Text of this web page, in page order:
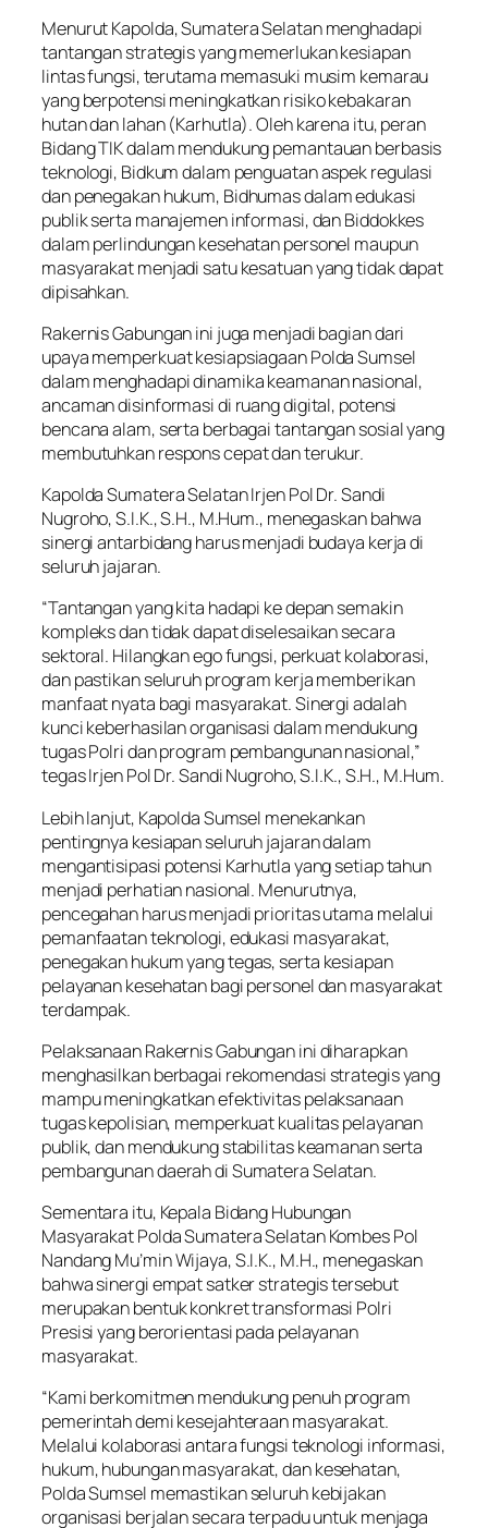
Menurut Kapolda, Sumatera Selatan menghadapi
tantangan strategis yang memerlukan kesiapan
lintas fungsi, terutama memasuki musim kemarau
yang berpotensi meningkatkan risiko kebakaran
hutan dan lahan (Karhutla). Oleh karena itu, peran
Bidang TIK dalam mendukung pemantauan berbasis
teknologi, Bidkum dalam penguatan aspek regulasi
dan penegakan hukum, Bidhumas dalam edukasi
publik serta manajemen informasi, dan Biddokkes
dalam perlindungan kesehatan personel maupun
masyarakat menjadi satu kesatuan yang tidak dapat
dipisahkan.
Rakernis Gabungan ini juga menjadi bagian dari
upaya memperkuat kesiapsiagaan Polda Sumsel
dalam menghadapi dinamika keamanan nasional,
ancaman disinformasi di ruang digital, potensi
bencana alam, serta berbagai tantangan sosial yang
membutuhkan respons cepat dan terukur.
Kapolda Sumatera Selatan Irjen Pol Dr. Sandi
Nugroho, S.I.K., S.H., M.Hum., menegaskan bahwa
sinergi antarbidang harus menjadi budaya kerja di
seluruh jajaran.
“Tantangan yang kita hadapi ke depan semakin
kompleks dan tidak dapat diselesaikan secara
sektoral. Hilangkan ego fungsi, perkuat kolaborasi,
dan pastikan seluruh program kerja memberikan
manfaat nyata bagi masyarakat. Sinergi adalah
kunci keberhasilan organisasi dalam mendukung
tugas Polri dan program pembangunan nasional,”
tegas Irjen Pol Dr. Sandi Nugroho, S.I.K., S.H., M.Hum.
Lebih lanjut, Kapolda Sumsel menekankan
pentingnya kesiapan seluruh jajaran dalam
mengantisipasi potensi Karhutla yang setiap tahun
menjadi perhatian nasional. Menurutnya,
pencegahan harus menjadi prioritas utama melalui
pemanfaatan teknologi, edukasi masyarakat,
penegakan hukum yang tegas, serta kesiapan
pelayanan kesehatan bagi personel dan masyarakat
terdampak.
Pelaksanaan Rakernis Gabungan ini diharapkan
menghasilkan berbagai rekomendasi strategis yang
mampu meningkatkan efektivitas pelaksanaan
tugas kepolisian, memperkuat kualitas pelayanan
publik, dan mendukung stabilitas keamanan serta
pembangunan daerah di Sumatera Selatan.
Sementara itu, Kepala Bidang Hubungan
Masyarakat Polda Sumatera Selatan Kombes Pol
Nandang Mu’min Wijaya, S.I.K., M.H., menegaskan
bahwa sinergi empat satker strategis tersebut
merupakan bentuk konkret transformasi Polri
Presisi yang berorientasi pada pelayanan
masyarakat.
“Kami berkomitmen mendukung penuh program
pemerintah demi kesejahteraan masyarakat.
Melalui kolaborasi antara fungsi teknologi informasi,
hukum, hubungan masyarakat, dan kesehatan,
Polda Sumsel memastikan seluruh kebijakan
organisasi berjalan secara terpadu untuk menjaga